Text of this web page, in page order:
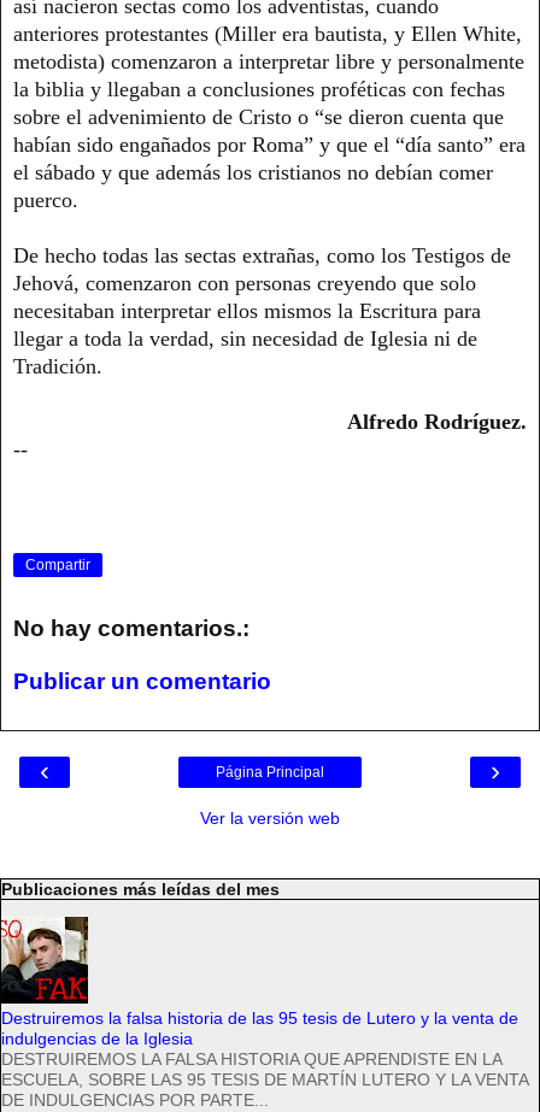
así nacieron sectas como los adventistas, cuando
anteriores protestantes (Miller era bautista, y Ellen White,
metodista) comenzaron a interpretar libre y personalmente
la biblia y llegaban a conclusiones proféticas con fechas
sobre el advenimiento de Cristo o “se dieron cuenta que
habían sido engañados por Roma” y que el “día santo” era
el sábado y que además los cristianos no debían comer
puerco.
De hecho todas las sectas extrañas, como los Testigos de
Jehová, comenzaron con personas creyendo que solo
necesitaban interpretar ellos mismos la Escritura para
llegar a toda la verdad, sin necesidad de Iglesia ni de
Tradición.
Alfredo Rodríguez.
--
Compartir
No hay comentarios.:
Publicar un comentario
‹ ›
Página Principal
Ver la versión web
Publicaciones más leídas del mes
Destruiremos la falsa historia de las 95 tesis de Lutero y la venta de
indulgencias de la Iglesia
DESTRUIREMOS LA FALSA HISTORIA QUE APRENDISTE EN LA
ESCUELA, SOBRE LAS 95 TESIS DE MARTÍN LUTERO Y LA VENTA
DE INDULGENCIAS POR PARTE...